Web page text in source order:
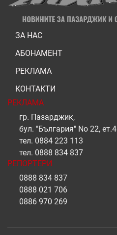
ЗА НАС
АБОНАМЕНТ
РЕКЛАМА
КОНТАКТИ
РЕКЛАМА
гр. Пазарджик,
бул. "България" No 22, ет.4
тел. 0884 223 113
тел. 0888 834 837
РЕПОРТЕРИ
0888 834 837
0888 021 706
0886 970 269